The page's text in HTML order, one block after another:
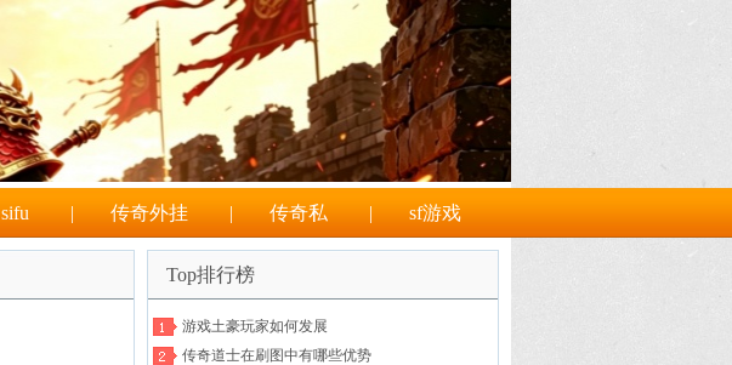
sifu | 传奇外挂 | 传奇私 | sf游戏
Top排行榜
游戏土豪玩家如何发展
传奇道士在刷图中有哪些优势